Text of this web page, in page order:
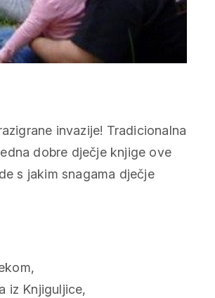
iz Knjiguljice,